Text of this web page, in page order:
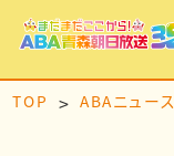
TOP ABAニュース